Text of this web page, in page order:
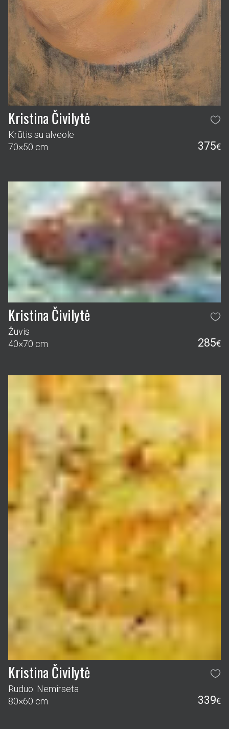
Kristina Čivilytė
Krūtis su alveole
70×50 cm
375€
Kristina Čivilytė
Žuvis
40×70 cm
285€
Kristina Čivilytė
Ruduo. Nemirseta
80×60 cm
339€